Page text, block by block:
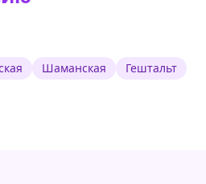
Шаманская
Гештальт